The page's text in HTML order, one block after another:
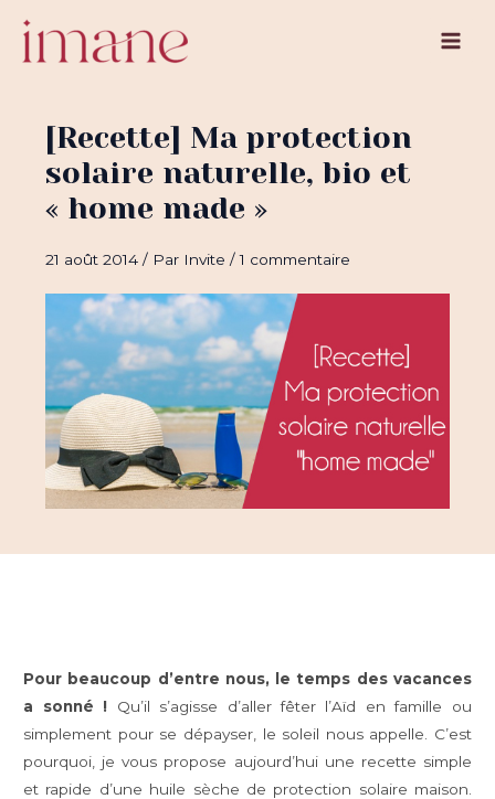
contenu
Main
[Recette] Ma protection
solaire naturelle, bio et
« home made »
21 août 2014/ Par Invite/1 commentaire
Pour beaucoup d’entre nous, le temps des vacances
a sonné ! Qu’il s’agisse d’aller fêter l’Aïd en famille ou
simplement pour se dépayser, le soleil nous appelle. C’est
pourquoi, je vous propose aujourd’hui une recette simple
et rapide d’une huile sèche de protection solaire maison.